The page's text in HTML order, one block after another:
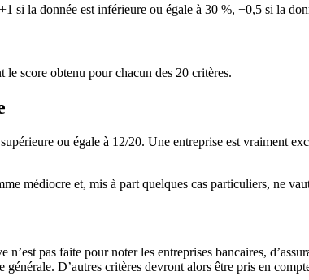
si la donnée est inférieure ou égale à 30 %, +0,5 si la
score obtenu pour chacun des 20 critères.
ou égale à 12/20. Une entreprise est vraiment
médiocre et, mis à part quelques cas particuliers, ne
n’est pas faite pour noter les entreprises bancaires,
D’autres critères devront alors être pris en